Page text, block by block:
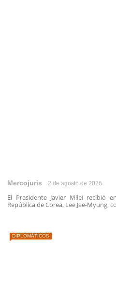
Mercojuris 2 de agosto de 2026
El Presidente Javier Milei recibió
República de Corea, Lee Jae-Myung,
DIPLOMÁTICOS